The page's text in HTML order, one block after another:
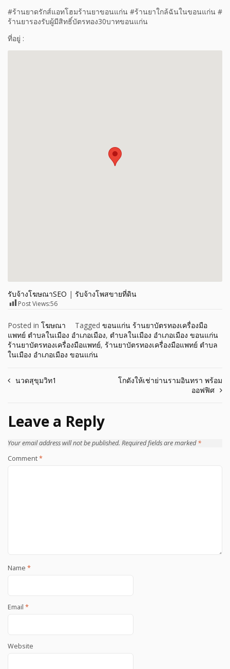
#ร้านยาดรักส์แอทโฮมร้านยาขอนแก่น #ร้านยาใกล้ฉันในขอนแก่น #
ร้านยารองรับผู้มีสิทธิ์บัตรทอง30บาทขอนแก่น
ที่อยู่ :
รับจ้างโฆษณาSEO | รับจ้างโพสขายที่ดิน
Post Views:56
Posted in โฆษณา Tagged ขอนแก่น ร้านยาบัตรทองเครื่องมือ
แพทย์ ตำบลในเมือง อำเภอเมือง, ตำบลในเมือง อำเภอเมือง ขอนแก่น
ร้านยาบัตรทองเครื่องมือแพทย์, ร้านยาบัตรทองเครื่องมือแพทย์ ตำบล
ในเมือง อำเภอเมือง ขอนแก่น
Post
นวดสุขุมวิท1
โกดังให้เช่าย่านรามอินทรา พร้อม
ออฟฟิศ
Leave a Reply
Your email address will not be published. Required fields are marked*
Comment*
Name *
Email *
Website